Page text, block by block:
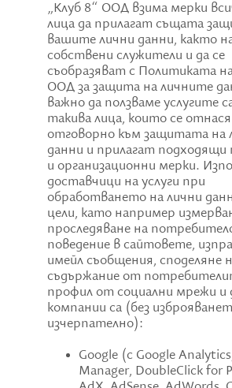
„Клуб 8“ ООД взима мерки
лица да прилагат същата
вашите лични данни, както
собствени служители и да се
съобразяват с Политиката
ООД за защита на личните
важно да ползваме услугите
такива лица, които се
отговорно към защитата на
данни и прилагат подходящи
и организационни мерки.
доставчици на услуги при
обработването на лични
цели, като например
проследяване на
поведение в сайтовете,
имейл съобщения, споделяне
съдържание от
профил от социални мрежи и
компании са (без
изчерпателно):
Google (с Google
Manager, DoubleClick for